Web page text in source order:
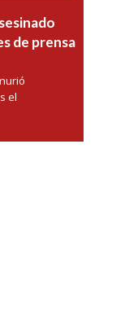
de prensa
el